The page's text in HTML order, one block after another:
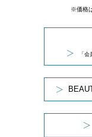
※価格
「